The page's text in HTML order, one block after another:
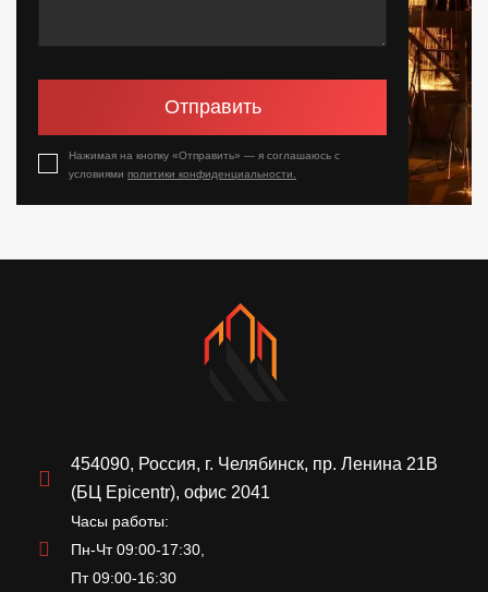
Отправить
Нажимая на кнопку «Отправить» — я соглашаюсь с
условиями политики конфиденциальности.
454090, Россия, г. Челябинск, пр. Ленина 21В
(БЦ Epicentr), офис 2041
Часы работы:
Пн-Чт 09:00-17:30,
Пт 09:00-16:30